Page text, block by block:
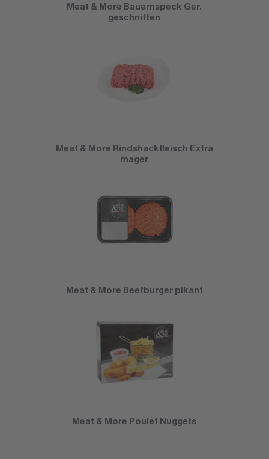
Meat & More Bauernspeck Ger.
geschnitten
Meat & More Rindshackfleisch Extra
mager
Meat & More Beefburger pikant
Meat & More Poulet Nuggets